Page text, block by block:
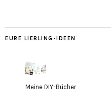
EURE LIEBLING-IDEEN
Meine DIY-Bücher